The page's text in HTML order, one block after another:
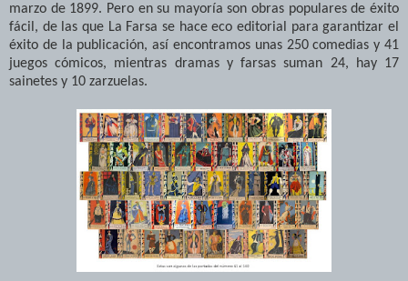
marzo de 1899. Pero en su mayoría son obras populares de éxito
fácil, de las que La Farsa se hace eco editorial para garantizar el
éxito de la publicación, así encontramos unas 250 comedias y 41
juegos cómicos, mientras dramas y farsas suman 24, hay 17
sainetes y 10 zarzuelas.